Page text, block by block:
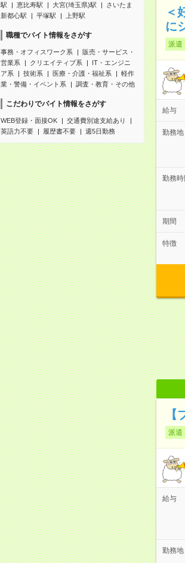
駅
恵比寿駅 大宮(埼玉県)駅
さいたま
新都心駅
平塚駅 上野駅
職種でバイト情報をさがす
事務・オフィスワーク系
販売・サービス・
営業系
クリエイティブ系
IT・エンジニ
ア系
技術系 医療・介護・福祉系
軽作
業・警備・イベント系
調査・教育・その他
こだわりでバイト情報をさがす
WEB登録・面接OK
交通費別途支給あり
英語力不要
履歴書不要 週5日勤務
＜
に
派遣
給与
勤務地
勤務時
期間
特徴
派遣
給与
勤務地